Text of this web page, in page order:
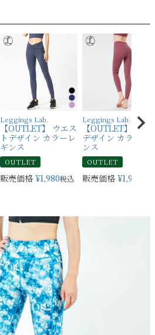
Leggings Lab.
【OUTLET】 ウエス
トデザイン カラーレ
ギンス
OUTLET
販売価格 ¥1,980税込
Leggings Lab.
【OUTLET】 バッ
デザイン カラーレ
ンス
OUTLET
販売価格 ¥1,980